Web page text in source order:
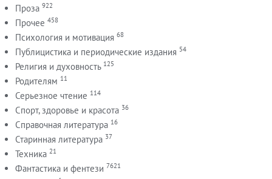
Проза 922
Прочее 458
Психология и мотивация 68
Публицистика и периодические издания 54
Религия и духовность 125
Родителям 11
Серьезное чтение 114
Спорт, здоровье и красота 36
Справочная литература 16
Старинная литература 37
Техника 21
Фантастика и фентези 7621